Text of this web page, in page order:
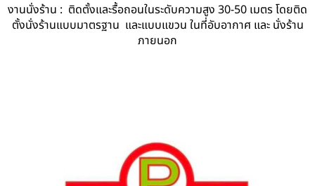
งานนั่งร้าน : ติดตั้งและรื้อถอนในระดับความสูง 30-50 เมตร โดยติด
ตั้งนั่งร้านแบบมาตรฐาน และแบบแขวน ในที่อับอากาศ และ นั่งร้าน
ภายนอก